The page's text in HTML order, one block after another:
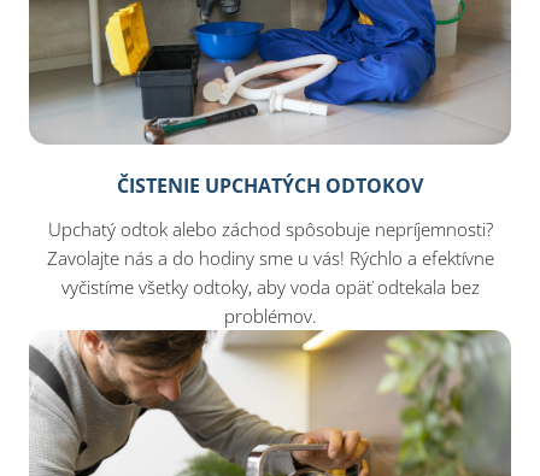
ČISTENIE UPCHATÝCH ODTOKOV
Upchatý odtok alebo záchod spôsobuje nepríjemnosti?
Zavolajte nás a do hodiny sme u vás! Rýchlo a efektívne
vyčistíme všetky odtoky, aby voda opäť odtekala bez
problémov.